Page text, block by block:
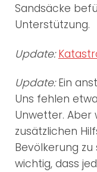
Sandsäcke
Unterstützung.
Update:
Update:Ein
Uns fehlen
Unwetter. Aber
zusätzlichen
Bevölkerung
wichtig, dass